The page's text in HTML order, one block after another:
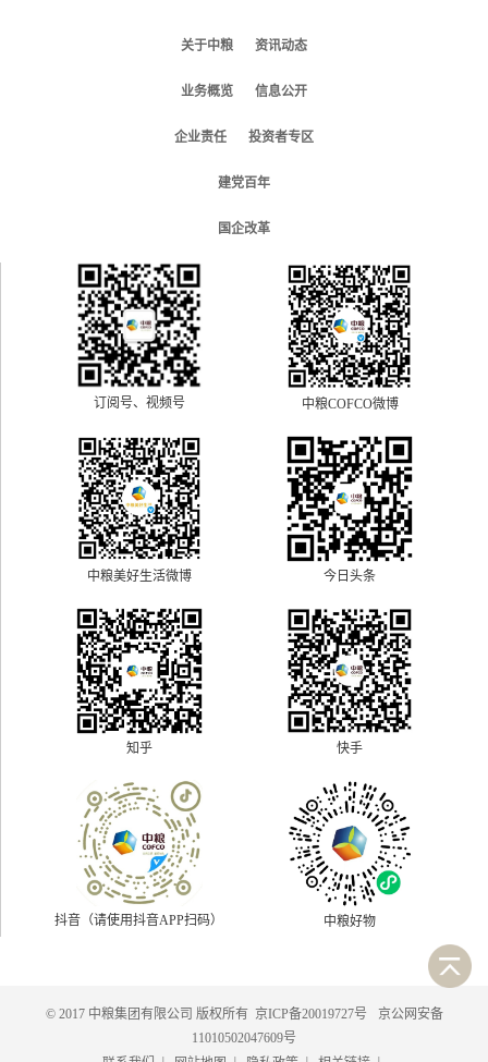
关于中粮 资讯动态
业务概览 信息公开
企业责任 投资者专区
建党百年
国企改革
订阅号、视频号 中粮COFCO微博
中粮美好生活微博 今日头条
知乎 快手
抖音（请使用抖音APP扫码） 中粮好物
© 2017 中粮集团有限公司 版权所有 京ICP备20019727号
京公网安备
11010502047609号